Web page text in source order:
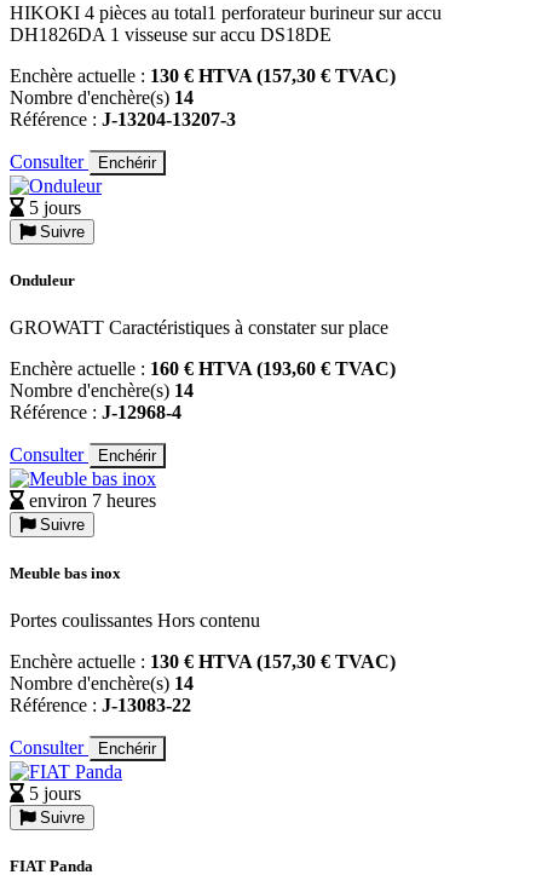
HIKOKI 4 pièces au total1 perforateur burineur sur accu
DH1826DA 1 visseuse sur accu DS18DE
Enchère actuelle : 130 € HTVA (157,30 € TVAC)
Nombre d'enchère(s) 14
Référence : J-13204-13207-3
Consulter Enchérir
5 jours
Suivre
Onduleur
GROWATT Caractéristiques à constater sur place
Enchère actuelle : 160 € HTVA (193,60 € TVAC)
Nombre d'enchère(s) 14
Référence : J-12968-4
Consulter Enchérir
environ 7 heures
Suivre
Meuble bas inox
Portes coulissantes Hors contenu
Enchère actuelle : 130 € HTVA (157,30 € TVAC)
Nombre d'enchère(s) 14
Référence : J-13083-22
Consulter Enchérir
5 jours
Suivre
FIAT Panda